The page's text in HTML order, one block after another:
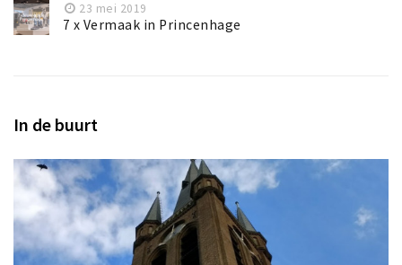
23 mei 2019
7 x Vermaak in Princenhage
In de buurt